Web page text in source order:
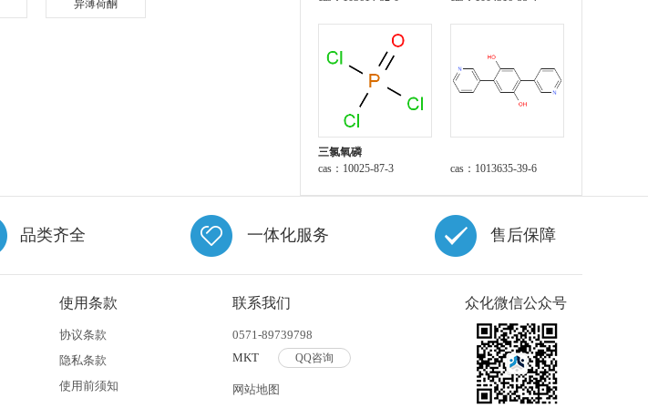
异薄荷酮
三氯氧磷
cas：10025-87-3
cas：1013635-39-6
品类齐全 一体化服务 售后保障
使用条款
协议条款
隐私条款
使用前须知
联系我们
0571-89739798
MKT
QQ咨询
网站地图
众化微信公众号